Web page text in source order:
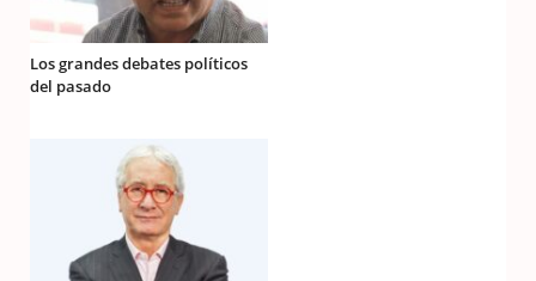
Los grandes debates políticos
del pasado